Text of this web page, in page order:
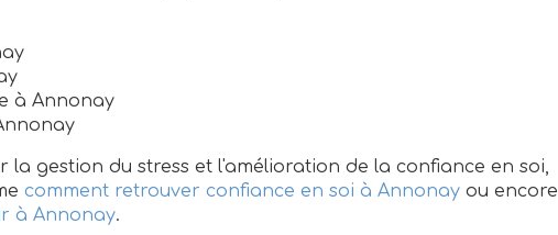
à Annonay
la gestion du stress et l'amélioration de la confiance en soi,
comment retrouver confiance en soi à Annonay ou encore
à Annonay.